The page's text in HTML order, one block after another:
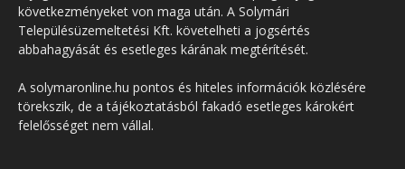
következményeket von maga után. A Solymári
Településüzemeltetési Kft. követelheti a jogsértés
abbahagyását és esetleges kárának megtérítését.
A solymaronline.hu pontos és hiteles információk közlésére
törekszik, de a tájékoztatásból fakadó esetleges károkért
felelősséget nem vállal.